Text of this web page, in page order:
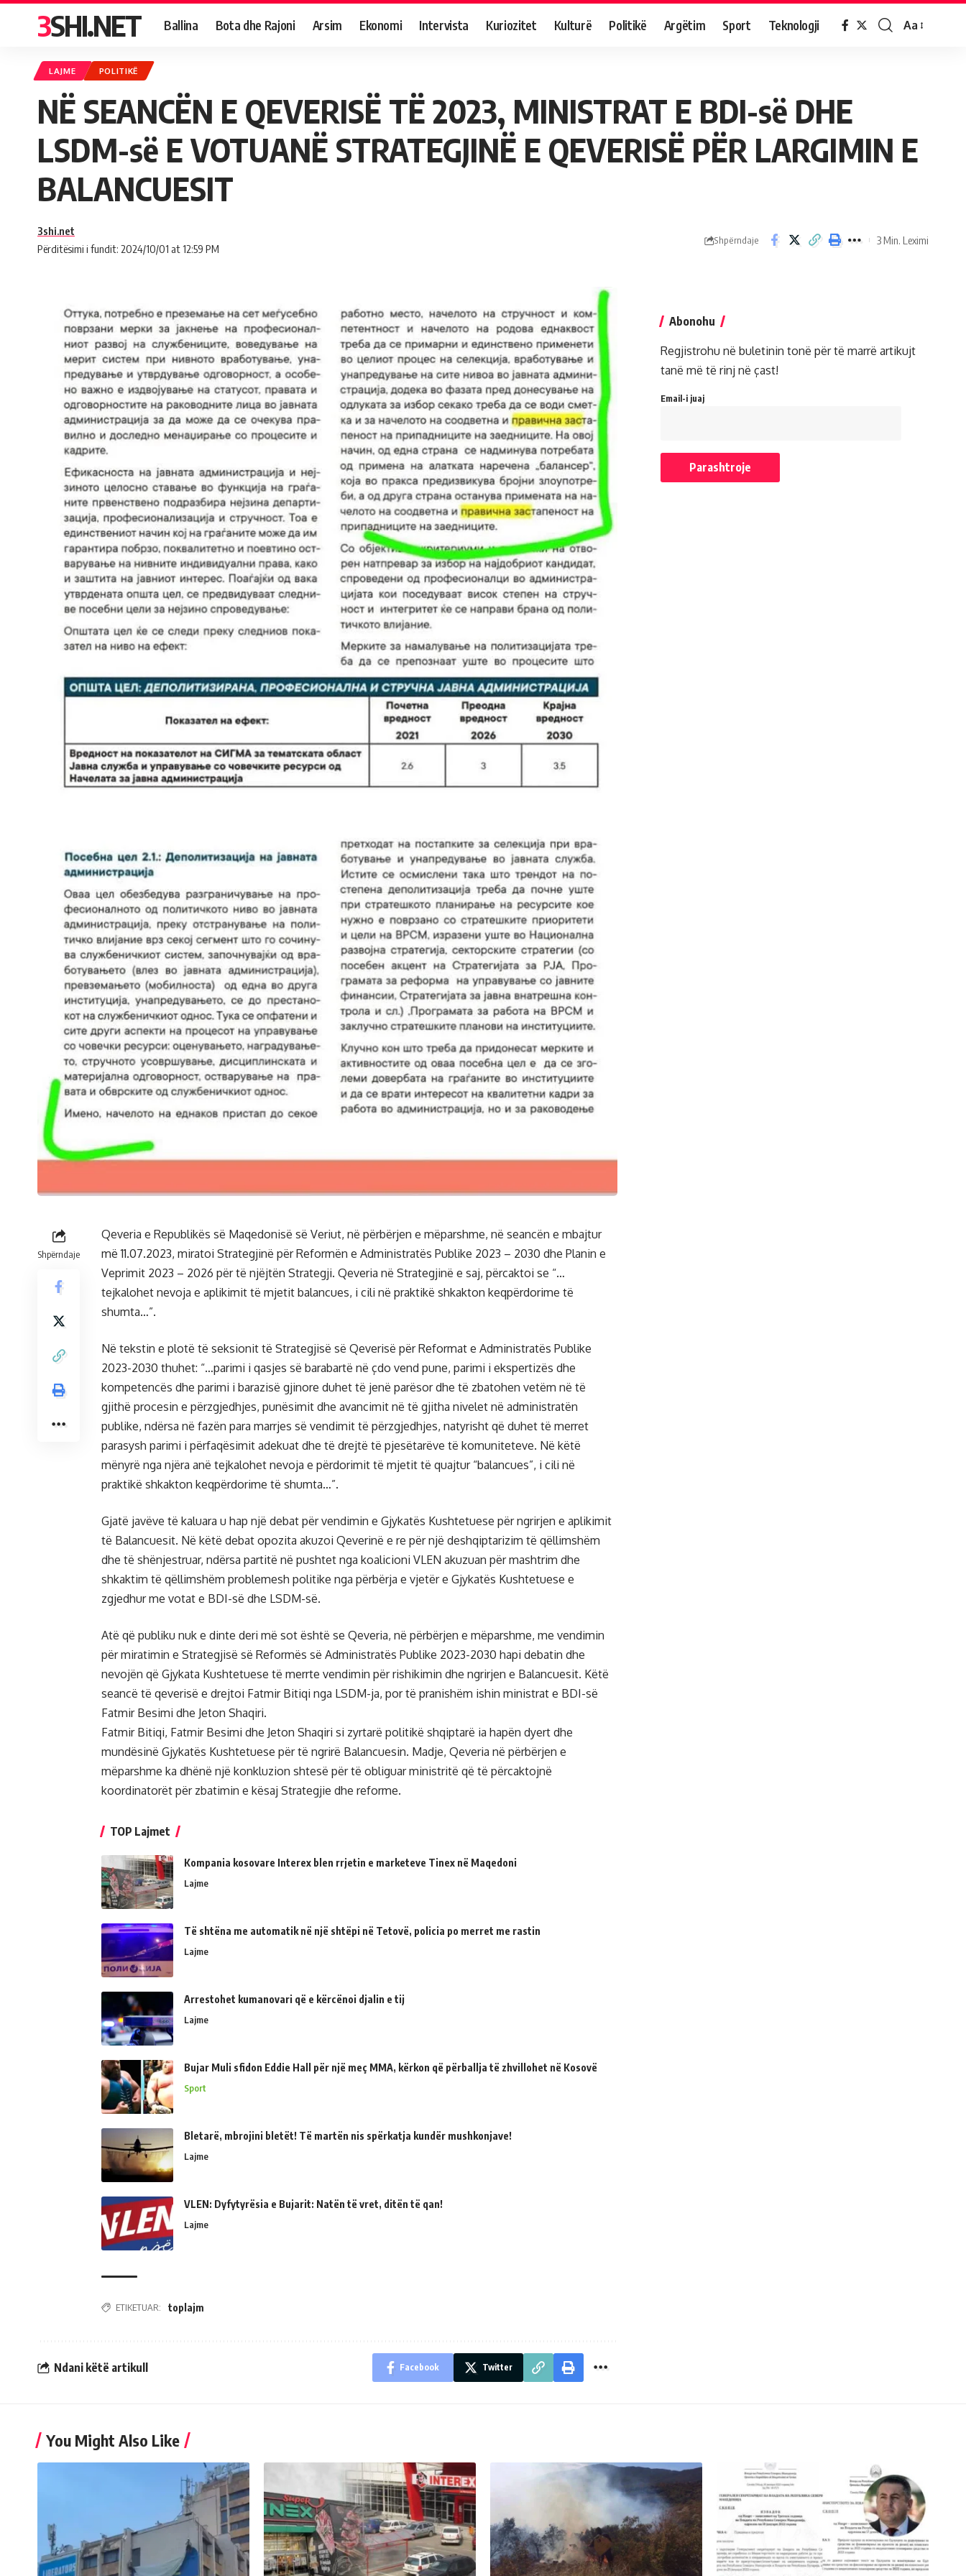
3SHI.NET Ballina Bota dhe Rajoni Arsim Ekonomi Intervista Kuriozitet Kulturë Politikë Argëtim Sport Teknologji Aa
LAJME POLITIKË
NË SEANCËN E QEVERISË TË 2023, MINISTRAT E BDI-së DHE
LSDM-së E VOTUANË STRATEGJINË E QEVERISË PËR LARGIMIN E
BALANCUESIT
Përditësimi i fundit: 2024/10/01 at 12:59 PM
3shi.net
Shpërndaje 3 Min. Leximi
Shpërndaje
Qeveria e Republikës së Maqedonisë së Veriut, në përbërjen e mëparshme, në seancën e mbajtur
më 11.07.2023, miratoi Strategjinë për Reformën e Administratës Publike 2023 – 2030 dhe Planin e
Veprimit 2023 – 2026 për të njëjtën Strategji. Qeveria në Strategjinë e saj, përcaktoi se “…
tejkalohet nevoja e aplikimit të mjetit balancues, i cili në praktikë shkakton keqpërdorime të
shumta…”.
Në tekstin e plotë të seksionit të Strategjisë së Qeverisë për Reformat e Administratës Publike
2023-2030 thuhet: “…parimi i qasjes së barabartë në çdo vend pune, parimi i ekspertizës dhe
kompetencës dhe parimi i barazisë gjinore duhet të jenë parësor dhe të zbatohen vetëm në të
gjithë procesin e përzgjedhjes, punësimit dhe avancimit në të gjitha nivelet në administratën
publike, ndërsa në fazën para marrjes së vendimit të përzgjedhjes, natyrisht që duhet të merret
parasysh parimi i përfaqësimit adekuat dhe të drejtë të pjesëtarëve të komuniteteve. Në këtë
mënyrë nga njëra anë tejkalohet nevoja e përdorimit të mjetit të quajtur “balancues”, i cili në
praktikë shkakton keqpërdorime të shumta…”.
Gjatë javëve të kaluara u hap një debat për vendimin e Gjykatës Kushtetuese për ngrirjen e aplikimit
të Balancuesit. Në këtë debat opozita akuzoi Qeverinë e re për një deshqiptarizim të qëllimshëm
dhe të shënjestruar, ndërsa partitë në pushtet nga koalicioni VLEN akuzuan për mashtrim dhe
shkaktim të qëllimshëm problemesh politike nga përbërja e vjetër e Gjykatës Kushtetuese e
zgjedhur me votat e BDI-së dhe LSDM-së.
Atë që publiku nuk e dinte deri më sot është se Qeveria, në përbërjen e mëparshme, me vendimin
për miratimin e Strategjisë së Reformës së Administratës Publike 2023-2030 hapi debatin dhe
nevojën që Gjykata Kushtetuese të merrte vendimin për rishikimin dhe ngrirjen e Balancuesit. Këtë
seancë të qeverisë e drejtoi Fatmir Bitiqi nga LSDM-ja, por të pranishëm ishin ministrat e BDI-së
Fatmir Besimi dhe Jeton Shaqiri.
Fatmir Bitiqi, Fatmir Besimi dhe Jeton Shaqiri si zyrtarë politikë shqiptarë ia hapën dyert dhe
mundësinë Gjykatës Kushtetuese për të ngrirë Balancuesin. Madje, Qeveria në përbërjen e
mëparshme ka dhënë një konkluzion shtesë për të obliguar ministritë që të përcaktojnë
koordinatorët për zbatimin e kësaj Strategjie dhe reforme.
TOP Lajmet
Kompania kosovare Interex blen rrjetin e marketeve Tinex në Maqedoni
Lajme
Të shtëna me automatik në një shtëpi në Tetovë, policia po merret me rastin
Lajme
Arrestohet kumanovari që e kërcënoi djalin e tij
Lajme
Bujar Muli sfidon Eddie Hall për një meç MMA, kërkon që përballja të zhvillohet në Kosovë
Sport
Bletarë, mbrojini bletët! Të martën nis spërkatja kundër mushkonjave!
Lajme
VLEN: Dyfytyrësia e Bujarit: Natën të vret, ditën të qan!
Lajme
ETIKETUAR: toplajm
Ndani këtë artikull Facebook Twitter
Abonohu
Regjistrohu në buletinin tonë për të marrë artikujt
tanë më të rinj në çast!
Email-i juaj
You Might Also Like